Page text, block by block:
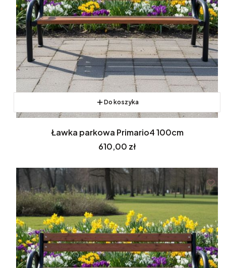
Do koszyka
Ławka parkowa Primario4 100cm
Cena
610,00 zł